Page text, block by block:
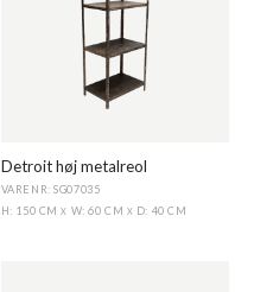
Detroit høj metalreol
VARENR: SG07035
H: 150 CMX W: 60 CM X D: 40 CM